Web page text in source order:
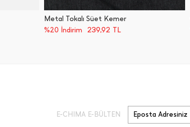
Metal Tokalı Süet Kemer
%20 İndirim
239,92 TL
E-CHIMA E-BÜLTEN